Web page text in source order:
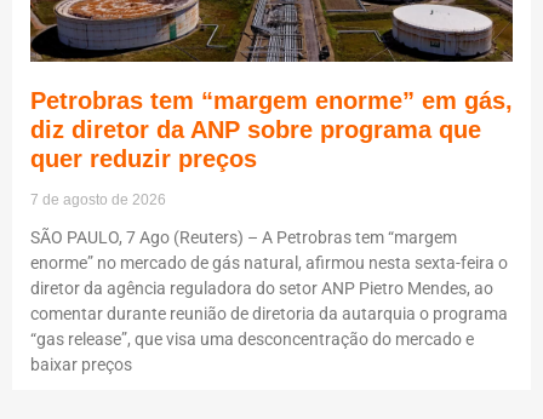
Petrobras tem “margem enorme” em gás,
diz diretor da ANP sobre programa que
quer reduzir preços
7 de agosto de 2026
SÃO PAULO, 7 Ago (Reuters) – A Petrobras tem “margem
enorme” no mercado de gás natural, afirmou nesta sexta-feira o
diretor da agência reguladora do setor ANP Pietro Mendes, ao
comentar durante reunião de diretoria da autarquia o programa
“gas release”, que visa uma desconcentração do mercado e
baixar preços